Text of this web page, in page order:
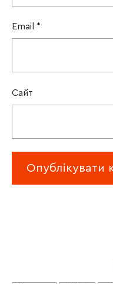
Email *
Сайт